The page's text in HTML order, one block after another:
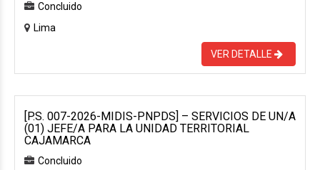
Concluido
Lima
VER DETALLE
[P.S. 007-2026-MIDIS-PNPDS] – SERVICIOS DE UN/A
(01) JEFE/A PARA LA UNIDAD TERRITORIAL
CAJAMARCA
Concluido